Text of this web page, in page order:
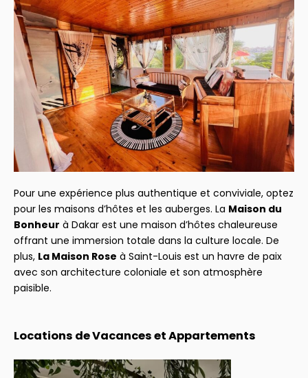
Pour une expérience plus authentique et conviviale, optez
pour les maisons d’hôtes et les auberges. La Maison du
Bonheur à Dakar est une maison d’hôtes chaleureuse
offrant une immersion totale dans la culture locale. De
plus, La Maison Rose à Saint-Louis est un havre de paix
avec son architecture coloniale et son atmosphère
paisible.
Locations de Vacances et Appartements